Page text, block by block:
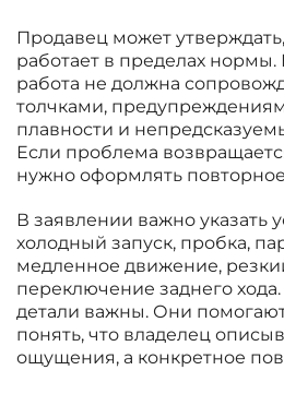
Продавец может
работает в пределах
работа не должна
толчками,
плавности и
Если проблема
нужно оформлять
В заявлении важно указать
холодный запуск, пробка,
медленное движение,
переключение заднего
детали важны. Они
понять, что владелец
ощущения, а конкретное